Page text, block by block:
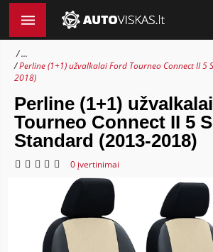
...
Perline (1+1) užvalkalai Ford Tourneo Connect II 5
2018)
Perline (1+1)
Tourneo Connect II 5
Standard (2013-2018)
0 įvertinimai